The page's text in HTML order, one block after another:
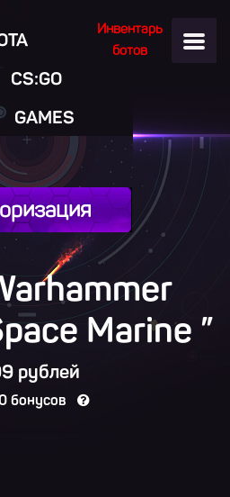
Инвентарь
ботов
CS:GO
GAMES
Marine ”
рублей
бонусов